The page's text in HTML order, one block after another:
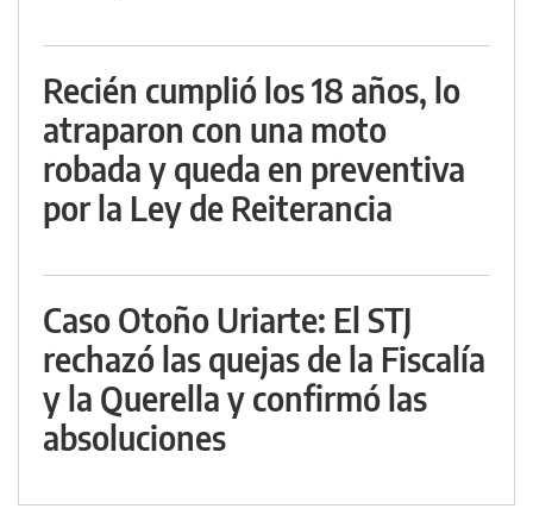
Recién cumplió los 18 años, lo
atraparon con una moto
robada y queda en preventiva
por la Ley de Reiterancia
Caso Otoño Uriarte: El STJ
rechazó las quejas de la Fiscalía
y la Querella y confirmó las
absoluciones